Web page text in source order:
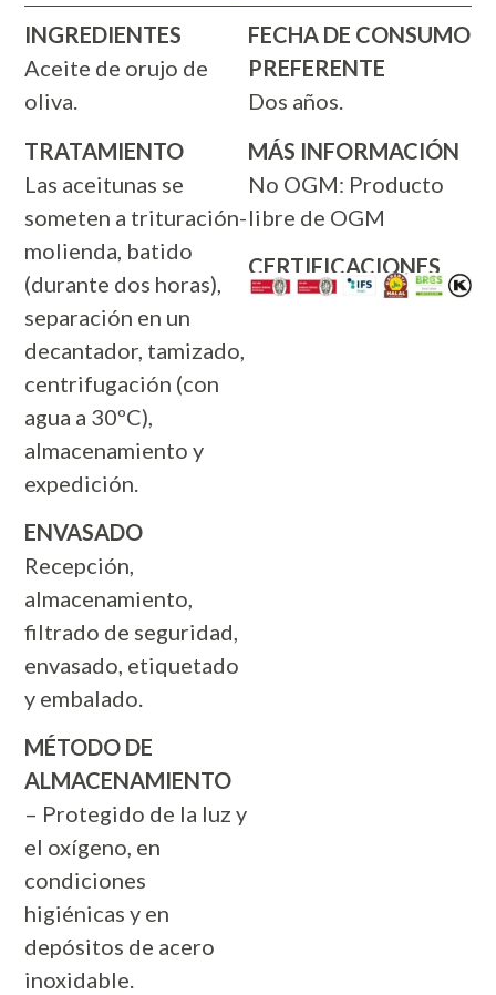
INGREDIENTES
Aceite de orujo de
oliva.
TRATAMIENTO
Las aceitunas se
someten a trituración-
molienda, batido
(durante dos horas),
separación en un
decantador, tamizado,
centrifugación (con
agua a 30ºC),
almacenamiento y
expedición.
ENVASADO
Recepción,
almacenamiento,
filtrado de seguridad,
envasado, etiquetado
y embalado.
MÉTODO DE
ALMACENAMIENTO
– Protegido de la luz y
el oxígeno, en
condiciones
higiénicas y en
depósitos de acero
inoxidable.
FECHA DE CONSUMO
PREFERENTE
Dos años.
MÁS INFORMACIÓN
No OGM: Producto
libre de OGM
CERTIFICACIONES